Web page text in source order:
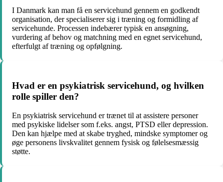
I Danmark kan man få en servicehund gennem en godkendt
organisation, der specialiserer sig i træning og formidling af
servicehunde. Processen indebærer typisk en ansøgning,
vurdering af behov og matchning med en egnet servicehund,
efterfulgt af træning og opfølgning.
Hvad er en psykiatrisk servicehund, og hvilken
rolle spiller den?
En psykiatrisk servicehund er trænet til at assistere personer
med psykiske lidelser som f.eks. angst, PTSD eller depression.
Den kan hjælpe med at skabe tryghed, mindske symptomer og
øge personens livskvalitet gennem fysisk og følelsesmæssig
støtte.